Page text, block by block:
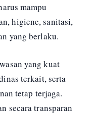
mampu
higiene, sanitasi,
yang berlaku.
yang kuat
terkait, serta
tetap terjaga.
secara transparan